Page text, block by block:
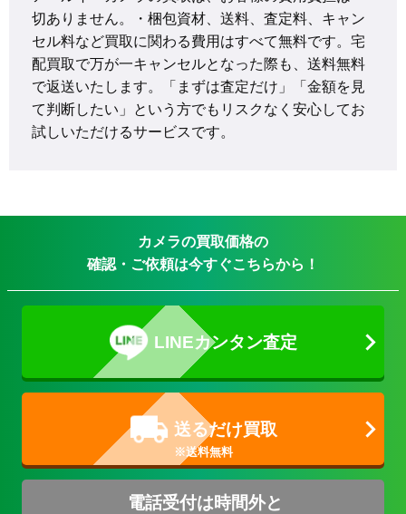
切ありません。・梱包資材、送料、査定料、キャン
セル料など買取に関わる費用はすべて無料です。宅
配買取で万が一キャンセルとなった際も、送料無料
で返送いたします。「まずは査定だけ」「金額を見
て判断したい」という方でもリスクなく安心してお
試しいただけるサービスです。
カメラの買取価格の
確認・ご依頼は今すぐこちらから！
LINEカンタン査定
送るだけ買取
電話受付は時間外と